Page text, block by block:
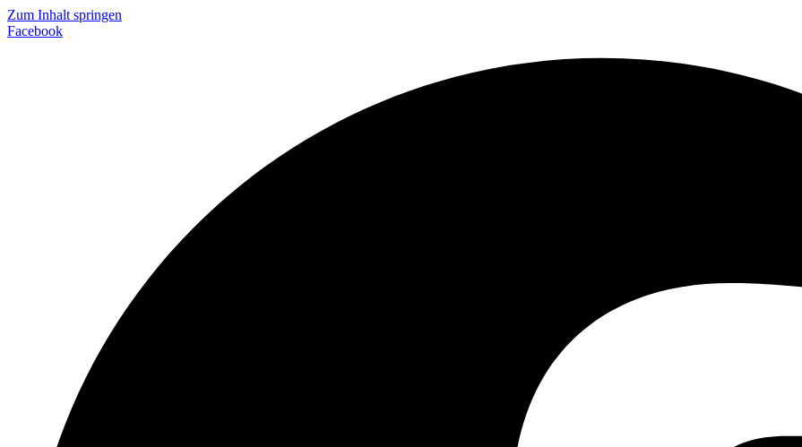
Zum Inhalt springen
Facebook